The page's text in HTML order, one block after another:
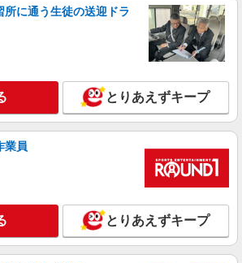
士
・時給 1,400円〜1,500円 ※職務内容や就業条
により決定 交通費：支給あり 昇給：あり （月
例） 時給1,400円×1日8時間×月20日の場合
詳細を見る
名古屋支店（13331)
・時給：1,400円〜1,500円 ※就業条件や職務
によって決定致します。 ・交通費：支給あり
与幅は経験・能力による
愛知県名古屋市千種区宮根台1
所に通う生徒の送迎ドラ
とりあえずキープ
業員
とりあえずキープ